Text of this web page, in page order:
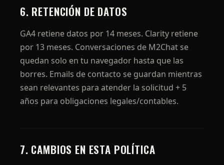
6. RETENCIÓN DE DATOS
GA4 retiene datos por 14 meses. Clarity retiene
por 13 meses. Conversaciones de M2Chat se
quedan solo en tu navegador hasta que las
borres. Emails de contacto se guardan mientras
sean relevantes para atender la solicitud + 5
años para obligaciones legales/contables.
7. CAMBIOS EN ESTA POLÍTICA